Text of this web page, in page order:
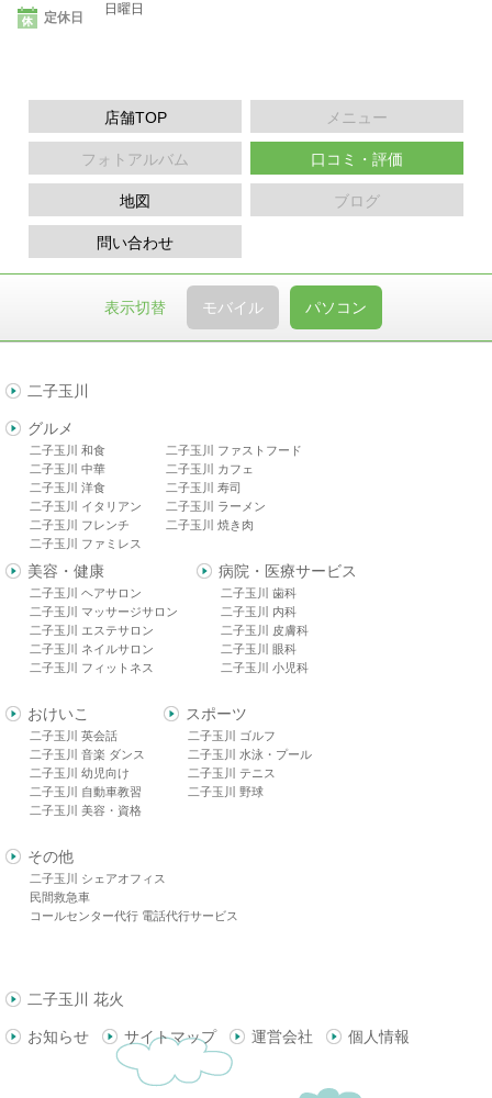
定休日
日曜日
店舗TOP メニュー
フォトアルバム 口コミ・評価
地図 ブログ
問い合わせ
表示切替 モバイル パソコン
二子玉川
グルメ
二子玉川 和食
二子玉川 中華
二子玉川 洋食
二子玉川 イタリアン
二子玉川 フレンチ
二子玉川 ファミレス
二子玉川 ファストフード
二子玉川 カフェ
二子玉川 寿司
二子玉川 ラーメン
二子玉川 焼き肉
美容・健康
二子玉川 ヘアサロン
二子玉川 マッサージサロン
二子玉川 エステサロン
二子玉川 ネイルサロン
二子玉川 フィットネス
病院・医療サービス
二子玉川 歯科
二子玉川 内科
二子玉川 皮膚科
二子玉川 眼科
二子玉川 小児科
おけいこ
二子玉川 英会話
二子玉川 音楽 ダンス
二子玉川 幼児向け
二子玉川 自動車教習
二子玉川 美容・資格
スポーツ
二子玉川 ゴルフ
二子玉川 水泳・プール
二子玉川 テニス
二子玉川 野球
その他
二子玉川 シェアオフィス
民間救急車
コールセンター代行 電話代行サービス
二子玉川 花火
お知らせ サイトマップ 運営会社 個人情報